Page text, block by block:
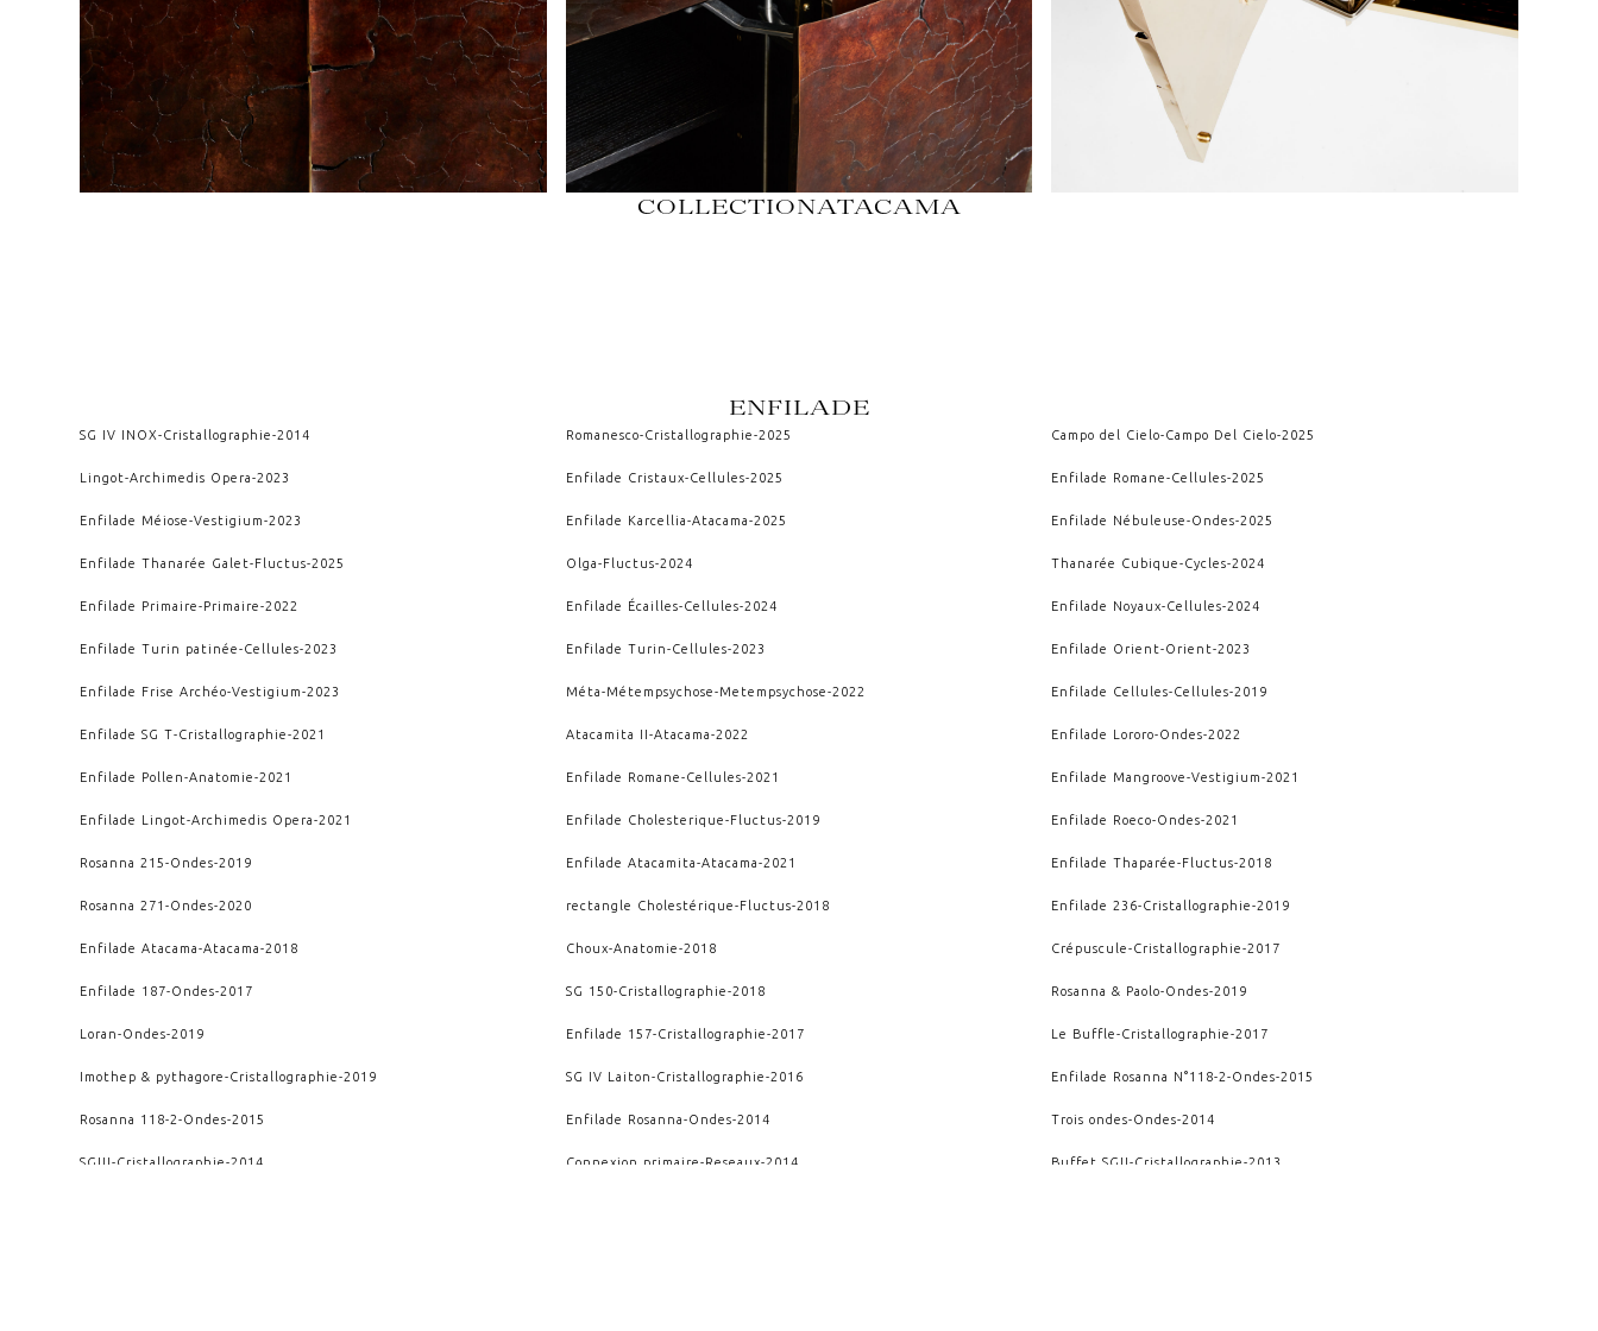
COLLECTIONATACAMA
ENFILADE
SG IV INOX-Cristallographie-2014 Romanesco-Cristallographie-2025 Campo del Cielo-Campo Del Cielo-2025
Lingot-Archimedis Opera-2023 Enfilade Cristaux-Cellules-2025 Enfilade Romane-Cellules-2025
Enfilade Méiose-Vestigium-2023 Enfilade Karcellia-Atacama-2025 Enfilade Nébuleuse-Ondes-2025
Enfilade Thanarée Galet-Fluctus-2025 Olga-Fluctus-2024 Thanarée Cubique-Cycles-2024
Enfilade Primaire-Primaire-2022 Enfilade Écailles-Cellules-2024 Enfilade Noyaux-Cellules-2024
Enfilade Turin patinée-Cellules-2023 Enfilade Turin-Cellules-2023 Enfilade Orient-Orient-2023
Enfilade Frise Archéo-Vestigium-2023 Méta-Métempsychose-Metempsychose-2022 Enfilade Cellules-Cellules-2019
Enfilade SG T-Cristallographie-2021 Atacamita II-Atacama-2022 Enfilade Lororo-Ondes-2022
Enfilade Pollen-Anatomie-2021 Enfilade Romane-Cellules-2021 Enfilade Mangroove-Vestigium-2021
Enfilade Lingot-Archimedis Opera-2021 Enfilade Cholesterique-Fluctus-2019 Enfilade Roeco-Ondes-2021
Rosanna 215-Ondes-2019 Enfilade Atacamita-Atacama-2021 Enfilade Thaparée-Fluctus-2018
Rosanna 271-Ondes-2020 rectangle Cholestérique-Fluctus-2018 Enfilade 236-Cristallographie-2019
Enfilade Atacama-Atacama-2018 Choux-Anatomie-2018 Crépuscule-Cristallographie-2017
Enfilade 187-Ondes-2017 SG 150-Cristallographie-2018 Rosanna & Paolo-Ondes-2019
Loran-Ondes-2019 Enfilade 157-Cristallographie-2017 Le Buffle-Cristallographie-2017
Imothep & pythagore-Cristallographie-2019 SG IV Laiton-Cristallographie-2016 Enfilade Rosanna N°118-2-Ondes-2015
Rosanna 118-2-Ondes-2015 Enfilade Rosanna-Ondes-2014 Trois ondes-Ondes-2014
SGIII-Cristallographie-2014 Connexion primaire-Reseaux-2014 Buffet SGII-Cristallographie-2013